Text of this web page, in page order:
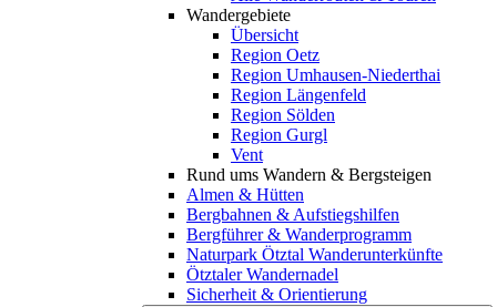
Wandergebiete
Übersicht
Region Oetz
Region Umhausen-Niederthai
Region Längenfeld
Region Sölden
Region Gurgl
Vent
Rund ums Wandern & Bergsteigen
Almen & Hütten
Bergbahnen & Aufstiegshilfen
Bergführer & Wanderprogramm
Naturpark Ötztal Wanderunterkünfte
Ötztaler Wandernadel
Sicherheit & Orientierung